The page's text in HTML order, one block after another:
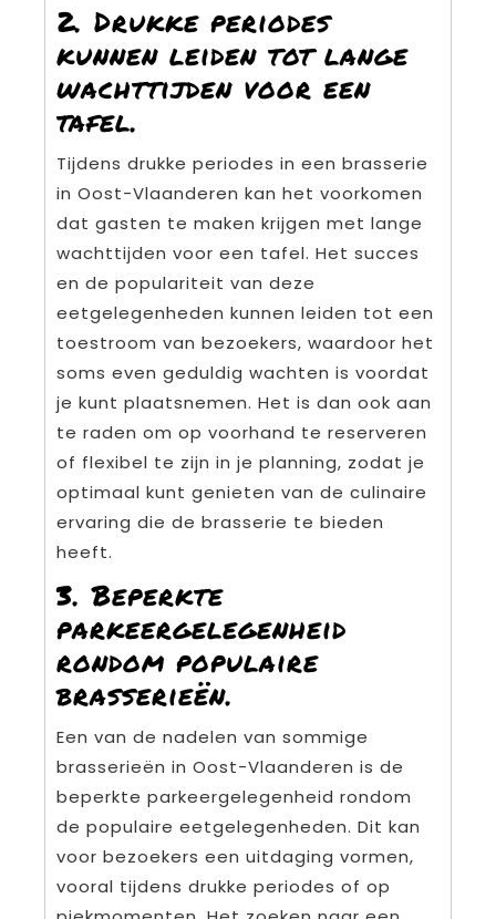
2. Drukke periodes
kunnen leiden tot lange
wachttijden voor een
tafel.
Tijdens drukke periodes in een brasserie
in Oost-Vlaanderen kan het voorkomen
dat gasten te maken krijgen met lange
wachttijden voor een tafel. Het succes
en de populariteit van deze
eetgelegenheden kunnen leiden tot een
toestroom van bezoekers, waardoor het
soms even geduldig wachten is voordat
je kunt plaatsnemen. Het is dan ook aan
te raden om op voorhand te reserveren
of flexibel te zijn in je planning, zodat je
optimaal kunt genieten van de culinaire
ervaring die de brasserie te bieden
heeft.
3. Beperkte
parkeergelegenheid
rondom populaire
brasserieën.
Een van de nadelen van sommige
brasserieën in Oost-Vlaanderen is de
beperkte parkeergelegenheid rondom
de populaire eetgelegenheden. Dit kan
voor bezoekers een uitdaging vormen,
vooral tijdens drukke periodes of op